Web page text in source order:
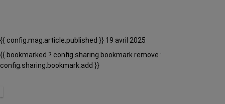
{{ config.mag.article.published }} 19 avril 2025
{{ bookmarked ? config.sharing.bookmark.remove :
config.sharing.bookmark.add }}